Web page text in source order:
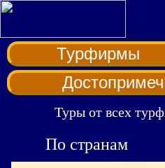
Турфирмы
Туры от всех
По странам